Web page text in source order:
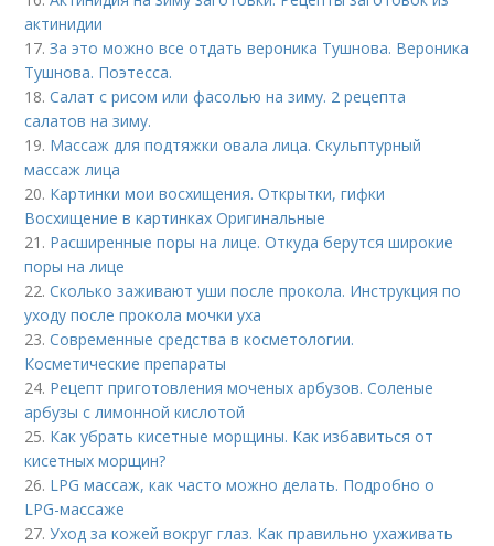
актинидии
17.За это можно все отдать вероника Тушнова. Вероника
Тушнова. Поэтесса.
18.Салат с рисом или фасолью на зиму. 2 рецепта
салатов на зиму.
19. Массаж для подтяжки овала лица. Скульптурный
массаж лица
20. Картинки мои восхищения. Открытки, гифки
Восхищение в картинках Оригинальные
21. Расширенные поры на лице. Откуда берутся широкие
поры на лице
22.Сколько заживают уши после прокола. Инструкция по
уходу после прокола мочки уха
23.Современные средства в косметологии.
Косметические препараты
24. Рецепт приготовления моченых арбузов. Соленые
арбузы с лимонной кислотой
25. Как убрать кисетные морщины. Как избавиться от
кисетных морщин?
26. LPG массаж, как часто можно делать. Подробно о
LPG-массаже
27.Уход за кожей вокруг глаз. Как правильно ухаживать